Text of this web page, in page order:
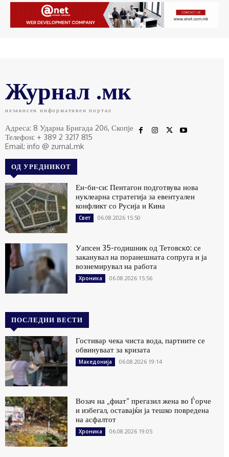
Журнал .мк
независен информативен портал
Адреса: 8 Ударна Бригада 20б, Скопје
Телефон: + 389 2 3217 815
Email: info @ zurnal.mk
ОД УРЕДНИКОТ
Ен-би-си: Пентагон подготвува нова
нуклеарна стратегија за евентуален
конфликт со Русија и Кина
Свет 06.08.2026 15:50
Уапсен 35-годишник од Тетовскo: се
заканувал на поранешната сопруга и ја
вознемирувал на работа
Хроника 06.08.2026 15:56
ПОСЛЕДНИ ВЕСТИ
Гостивар чека чиста вода, партиите се
обвинуваат за кризата
Македонија 06.08.2026 19:14
Возач на „фиат“ прегазил жена во Ѓорче
и избегал, оставајќи ја тешко повредена
на асфалтот
Хроника 06.08.2026 19:05